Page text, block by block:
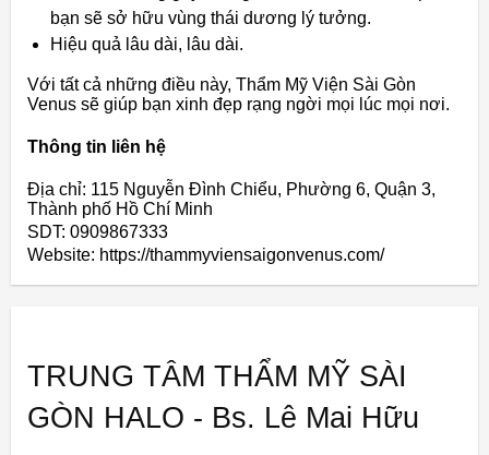
bạn sẽ sở hữu vùng thái dương lý tưởng.
Hiệu quả lâu dài, lâu dài.
Với tất cả những điều này, Thẩm Mỹ Viện Sài Gòn
Venus sẽ giúp bạn xinh đẹp rạng ngời mọi lúc mọi nơi.
Thông tin liên hệ
Địa chỉ: 115 Nguyễn Đình Chiểu, Phường 6, Quận 3,
Thành phố Hồ Chí Minh
SDT: 0909867333
Website: https://thammyviensaigonvenus.com/
TRUNG TÂM THẨM MỸ SÀI
GÒN HALO - Bs. Lê Mai Hữu